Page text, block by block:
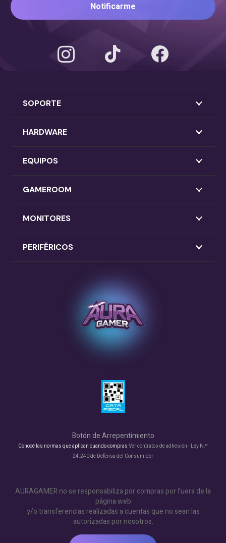
Notificarme
SOPORTE
HARDWARE
EQUIPOS
GAMEROOM
MONITORES
PERIFÉRICOS
Botón de Arrepentimiento
Conocé las normas que aplican cuando compras Ver contratos de adhesión - Ley N.º
24.240 de Defensa del Consumidor
AURAGAMER no se responsabiliza por compras por fuera de la
página web
y/o transferencias realizadas a cuentas que no sean las
autorizadas por nosotros.